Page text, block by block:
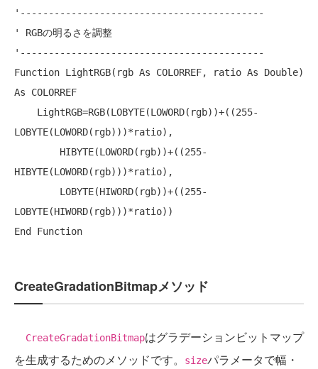
'-------------------------------------------
' RGBの明るさを調整
'-------------------------------------------
Function LightRGB(rgb As COLORREF, ratio As Double
As COLORREF
LOBYTE(LOWORD(rgb)))*ratio),
HIBYTE(LOWORD(rgb)))*ratio),
End
Function
CreateGradationBitmapメソッド
CreateGradationBitmapはグラデーションビットマップ
を生成するためのメソッドです。
sizeパラメータで幅・